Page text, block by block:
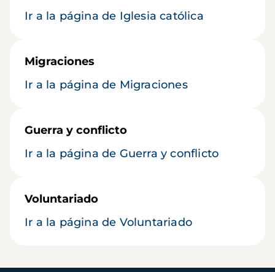
Ir a la página de Iglesia católica
Migraciones
Ir a la página de Migraciones
Guerra y conflicto
Ir a la página de Guerra y conflicto
Voluntariado
Ir a la página de Voluntariado